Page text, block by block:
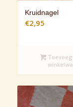
Kruidnagel
€2,95